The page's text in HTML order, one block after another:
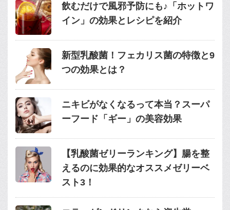
飲むだけで風邪予防にも♪「ホットワ
イン」の効果とレシピを紹介
新型乳酸菌！フェカリス菌の特徴と9
つの効果とは？
ニキビがなくなるって本当？スーパ
ーフード「ギー」の美容効果
【乳酸菌ゼリーランキング】腸を整
えるのに効果的なオススメゼリーベ
スト3！